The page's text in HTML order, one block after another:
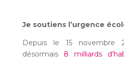
Je soutiens l’urgence
Depuis le 15 novembre
désormais 8 milliards